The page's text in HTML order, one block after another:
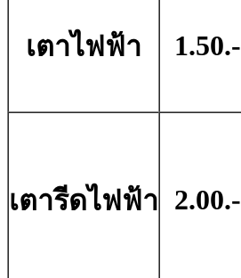
เตาไฟฟ้า 1.50.-
เตารีดไฟฟ้า 2.00.-